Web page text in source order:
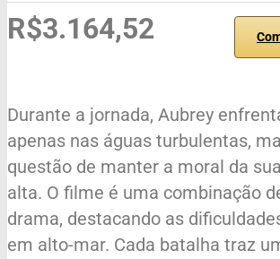
R$3.164,52
Durante a jornada, Aubrey
apenas nas águas turbulentas,
questão de manter a moral da
alta. O filme é uma combinação
drama, destacando as
em alto-mar. Cada batalha traz